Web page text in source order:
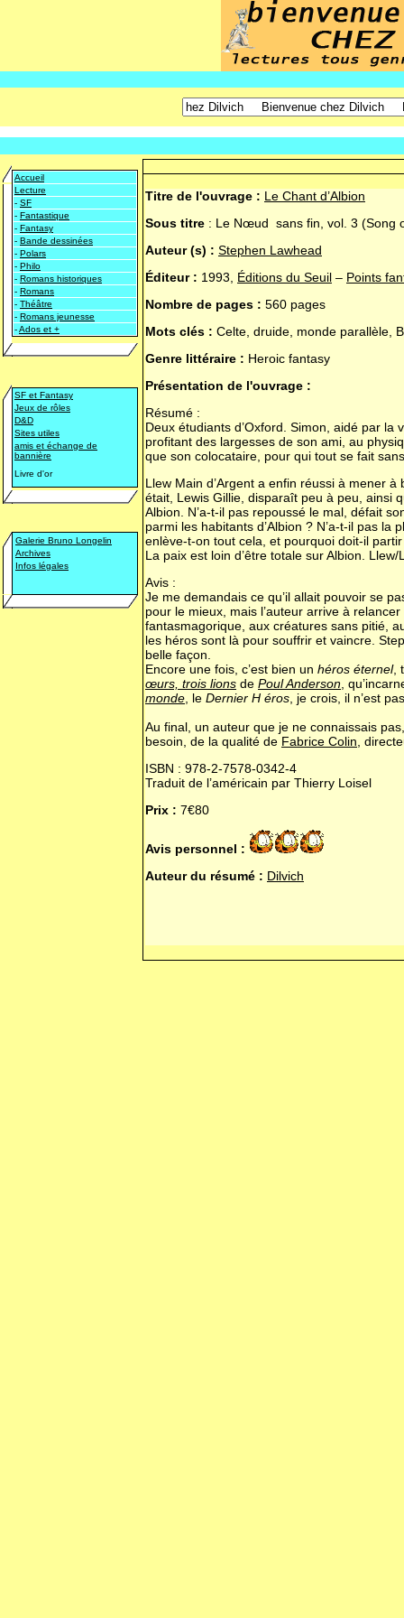
Accueil
Lecture
- SF
- Fantastique
- Fantasy
- Bande dessinées
- Polars
- Philo
- Romans historiques
- Romans
- Théâtre
- Romans jeunesse
-Ados et +
SF et Fantasy
Jeux de rôles
D&D
Sites utiles
amis et échange de
bannière
Livre d'or
Galerie Bruno Longelin
Archives
Infos légales
Titre de l'ouvrage : Le Chant d’Albion
Sous titre : Le Nœud sans fin, vol. 3 (Song
Auteur (s) : Stephen Lawhead
Éditeur : 1993, Éditions du Seuil – Points
Nombre de pages : 560 pages
Mots clés : Celte, druide, monde parallèle,
Genre littéraire : Heroic fantasy
Présentation de l'ouvrage :
Résumé :
Deux étudiants d’Oxford. Simon, aidé par
profitant des largesses de son ami, au
que son colocataire, pour qui tout se fait
Llew Main d’Argent a enfin réussi à mener
était, Lewis Gillie, disparaît peu à peu, ainsi
Albion. N’a-t-il pas repoussé le mal, défait
parmi les habitants d’Albion ? N’a-t-il pas
enlève-t-on tout cela, et pourquoi doit-il
La paix est loin d’être totale sur Albion.
Avis :
Je me demandais ce qu’il allait pouvoir se
pour le mieux, mais l’auteur arrive à
fantasmagorique, aux créatures sans pitié,
les héros sont là pour souffrir et vaincre.
belle façon.
Encore une fois, c’est bien un héros éternel,
œurs, trois lions de Poul Anderson ,
monde , le Dernier H éros , je crois, il n’est
Au final, un auteur que je ne connaissais
besoin, de la qualité de Fabrice Colin ,
ISBN : 978-2-7578-0342-4
Traduit de l’américain par Thierry Loisel
Prix : 7€80
Avis personnel :
Auteur du résumé : Dilvich